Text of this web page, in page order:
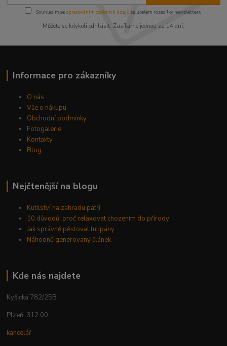
Souhlasím se zpracováním osobních údajůza účelem rozesílky newsletteru.
Můžete se kdykoli odhlásit. Zasíláme jednou za 14 dní.
Informace pro zákazníky
O nás
Vše o nákupu
Obchodní podmínky
Fotogalerie
Kontakty
Blog
Nejčtenější na blogu
Kutilství na zahradu patří
10 důvodů, proč relaxovat chozením do přírody
Jak správně pěstovat tulipány
Náhodně generovaný článek
Kde nás najdete
Kyšická 782/25B
Plzeň, 312 00
kancelář